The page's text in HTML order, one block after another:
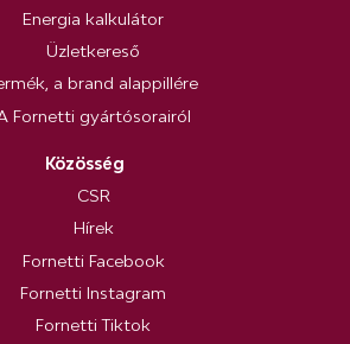
Energia kalkulátor
Üzletkereső
a brand alappillére
Fornetti gyártósorairól
Közösség
CSR
Hírek
Fornetti Facebook
Fornetti Instagram
Fornetti Tiktok